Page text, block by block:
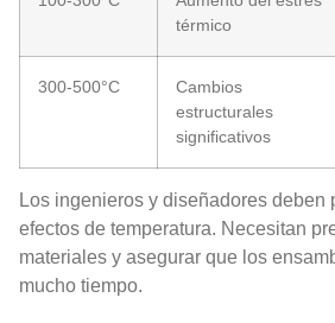
térmico
300-500°C
Cambios
estructurales
significativos
Los ingenieros y diseñadores deben
efectos de temperatura. Necesitan
materiales y asegurar que los
mucho tiempo.